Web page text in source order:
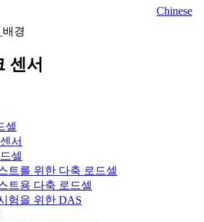
Chinese
센서
셀
서
셀
트를 위한 다축 로드셀
트용 다축 로드셀
험을 위한 DAS